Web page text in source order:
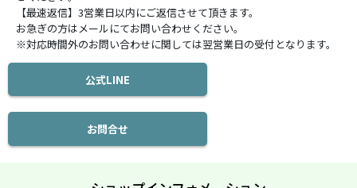
【最速返信】3営業日以内にご返信させて頂きます。
お急ぎの方はメールにてお問い合わせください。
※対応時間外のお問い合わせに関しては翌営業日の受付となります。
公式LINE
お問合せ